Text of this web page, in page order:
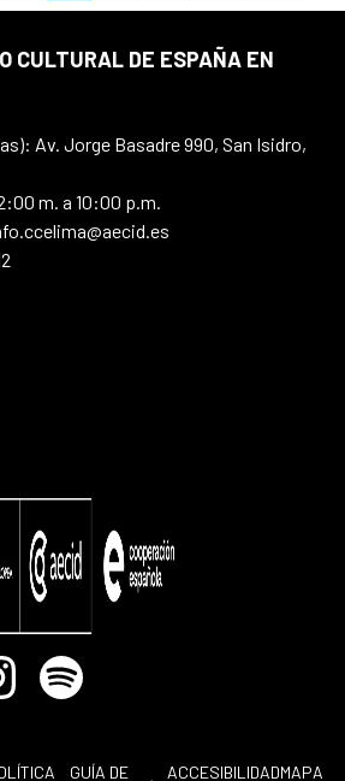
CULTURAL DE ESPAÑA EN
Av. Jorge Basadre 990, San Isidro,
m. a 10:00 p.m.
Spotify
GUÍA DE
ACCESIBILIDADMAPA